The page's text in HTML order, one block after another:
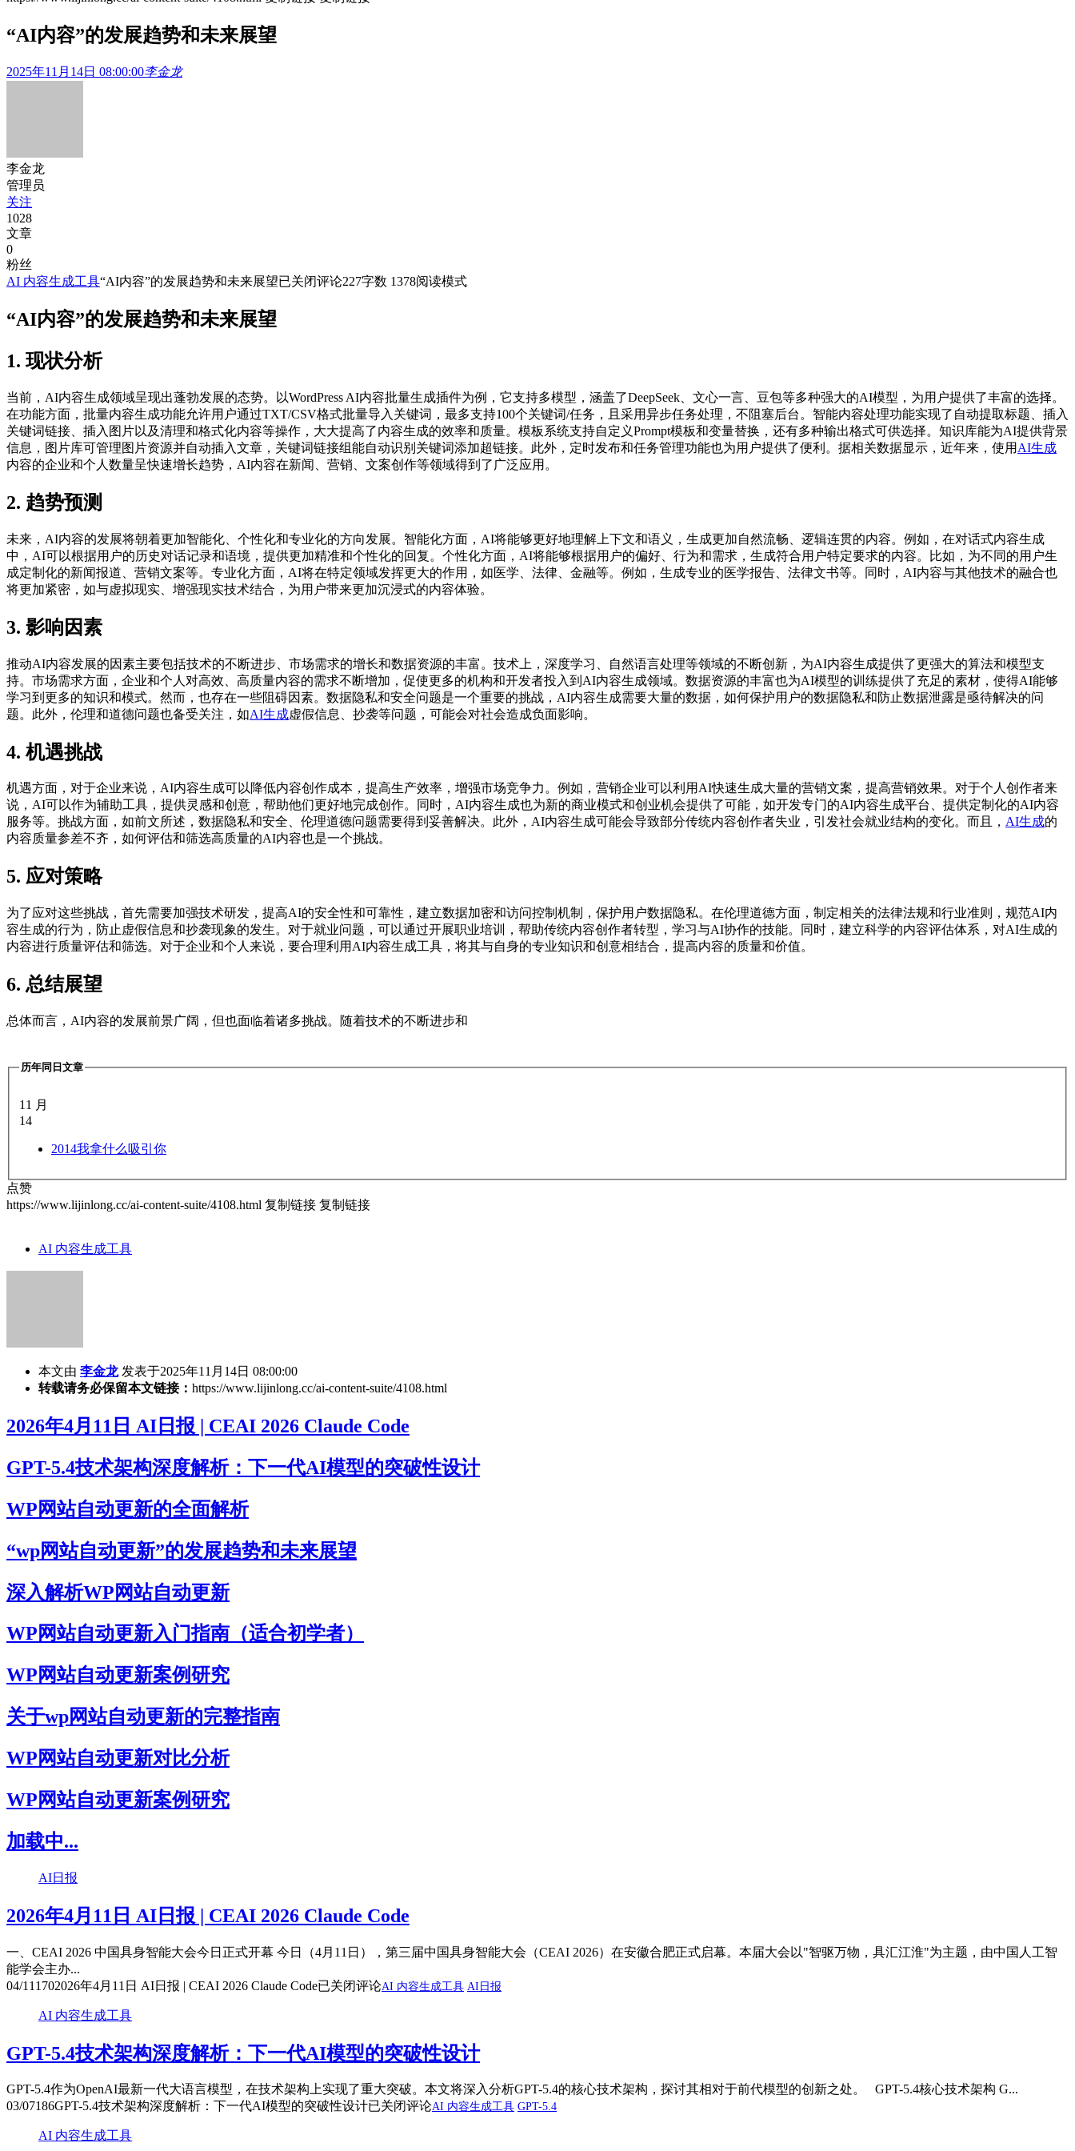
“AI内容”的发展趋势和未来展望
2025年11月14日 08:00:00李金龙
李金龙
管理员
关注
1028
文章
0
粉丝
AI 内容生成工具“AI内容”的发展趋势和未来展望已关闭评论227字数 1378阅读模式
“AI内容”的发展趋势和未来展望
1. 现状分析
当前，AI内容生成领域呈现出蓬勃发展的态势。以WordPress AI内容批量生成插件为例，它支持多模型，涵盖了DeepSeek、文心一言、豆包等多种强大的AI模型，为用户提供了丰富的选择。
在功能方面，批量内容生成功能允许用户通过TXT/CSV格式批量导入关键词，最多支持100个关键词/任务，且采用异步任务处理，不阻塞后台。智能内容处理功能实现了自动提取标题、插入
关键词链接、插入图片以及清理和格式化内容等操作，大大提高了内容生成的效率和质量。模板系统支持自定义Prompt模板和变量替换，还有多种输出格式可供选择。知识库能为AI提供背景
信息，图片库可管理图片资源并自动插入文章，关键词链接组能自动识别关键词添加超链接。此外，定时发布和任务管理功能也为用户提供了便利。据相关数据显示，近年来，使用 AI生成
内容的企业和个人数量呈快速增长趋势，AI内容在新闻、营销、文案创作等领域得到了广泛应用。
2. 趋势预测
未来，AI内容的发展将朝着更加智能化、个性化和专业化的方向发展。智能化方面，AI将能够更好地理解上下文和语义，生成更加自然流畅、逻辑连贯的内容。例如，在对话式内容生成
中，AI可以根据用户的历史对话记录和语境，提供更加精准和个性化的回复。个性化方面，AI将能够根据用户的偏好、行为和需求，生成符合用户特定要求的内容。比如，为不同的用户生
成定制化的新闻报道、营销文案等。专业化方面，AI将在特定领域发挥更大的作用，如医学、法律、金融等。例如，生成专业的医学报告、法律文书等。同时，AI内容与其他技术的融合也
将更加紧密，如与虚拟现实、增强现实技术结合，为用户带来更加沉浸式的内容体验。
3. 影响因素
推动AI内容发展的因素主要包括技术的不断进步、市场需求的增长和数据资源的丰富。技术上，深度学习、自然语言处理等领域的不断创新，为AI内容生成提供了更强大的算法和模型支
持。市场需求方面，企业和个人对高效、高质量内容的需求不断增加，促使更多的机构和开发者投入到AI内容生成领域。数据资源的丰富也为AI模型的训练提供了充足的素材，使得AI能够
学习到更多的知识和模式。然而，也存在一些阻碍因素。数据隐私和安全问题是一个重要的挑战，AI内容生成需要大量的数据，如何保护用户的数据隐私和防止数据泄露是亟待解决的问
题。此外，伦理和道德问题也备受关注，如AI生成虚假信息、抄袭等问题，可能会对社会造成负面影响。
4. 机遇挑战
机遇方面，对于企业来说，AI内容生成可以降低内容创作成本，提高生产效率，增强市场竞争力。例如，营销企业可以利用AI快速生成大量的营销文案，提高营销效果。对于个人创作者来
说，AI可以作为辅助工具，提供灵感和创意，帮助他们更好地完成创作。同时，AI内容生成也为新的商业模式和创业机会提供了可能，如开发专门的AI内容生成平台、提供定制化的AI内容
服务等。挑战方面，如前文所述，数据隐私和安全、伦理道德问题需要得到妥善解决。此外，AI内容生成可能会导致部分传统内容创作者失业，引发社会就业结构的变化。而且， AI生成的
内容质量参差不齐，如何评估和筛选高质量的AI内容也是一个挑战。
5. 应对策略
为了应对这些挑战，首先需要加强技术研发，提高AI的安全性和可靠性，建立数据加密和访问控制机制，保护用户数据隐私。在伦理道德方面，制定相关的法律法规和行业准则，规范AI内
容生成的行为，防止虚假信息和抄袭现象的发生。对于就业问题，可以通过开展职业培训，帮助传统内容创作者转型，学习与AI协作的技能。同时，建立科学的内容评估体系，对AI生成的
内容进行质量评估和筛选。对于企业和个人来说，要合理利用AI内容生成工具，将其与自身的专业知识和创意相结合，提高内容的质量和价值。
6. 总结展望
总体而言，AI内容的发展前景广阔，但也面临着诸多挑战。随着技术的不断进步和
历年同日文章
11 月
14
2014我拿什么吸引你
点赞
https://www.lijinlong.cc/ai-content-suite/4108.html 复制链接 复制链接
AI 内容生成工具
本文由 李金龙 发表于2025年11月14日 08:00:00
转载请务必保留本文链接： https://www.lijinlong.cc/ai-content-suite/4108.html
2026年4月11日 AI日报 | CEAI 2026 Claude Code
GPT-5.4技术架构深度解析：下一代AI模型的突破性设计
WP网站自动更新的全面解析
“wp网站自动更新”的发展趋势和未来展望
深入解析WP网站自动更新
WP网站自动更新入门指南（适合初学者）
WP网站自动更新案例研究
关于wp网站自动更新的完整指南
WP网站自动更新对比分析
WP网站自动更新案例研究
加载中...
AI日报
2026年4月11日 AI日报 | CEAI 2026 Claude Code
一、CEAI 2026 中国具身智能大会今日正式开幕 今日（4月11日），第三届中国具身智能大会（CEAI 2026）在安徽合肥正式启幕。本届大会以"智驱万物，具汇江淮"为主题，由中国人工智
能学会主办...
04/11 1702026年4月11日 AI日报 | CEAI 2026 Claude Code已关闭评论AI 内容生成工具 AI日报
AI 内容生成工具
GPT-5.4技术架构深度解析：下一代AI模型的突破性设计
GPT-5.4作为OpenAI最新一代大语言模型，在技术架构上实现了重大突破。本文将深入分析GPT-5.4的核心技术架构，探讨其相对于前代模型的创新之处。 GPT-5.4核心技术架构 G...
03/07186GPT-5.4技术架构深度解析：下一代AI模型的突破性设计已关闭评论AI 内容生成工具 GPT-5.4
AI 内容生成工具